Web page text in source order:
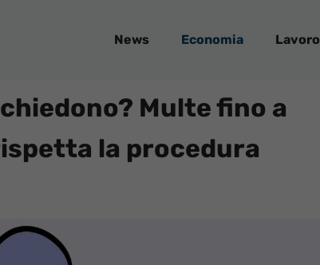
News Economia Lavoro
Multe fino a
la procedura